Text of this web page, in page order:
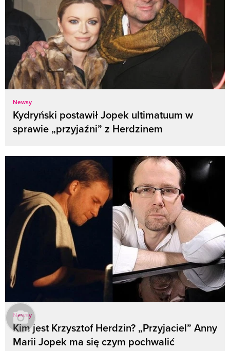
Newsy
Kydryński postawił Jopek ultimatuum w
sprawie „przyjaźni” z Herdzinem
Newsy
Kim jest Krzysztof Herdzin? „Przyjaciel” Anny
Marii Jopek ma się czym pochwalić